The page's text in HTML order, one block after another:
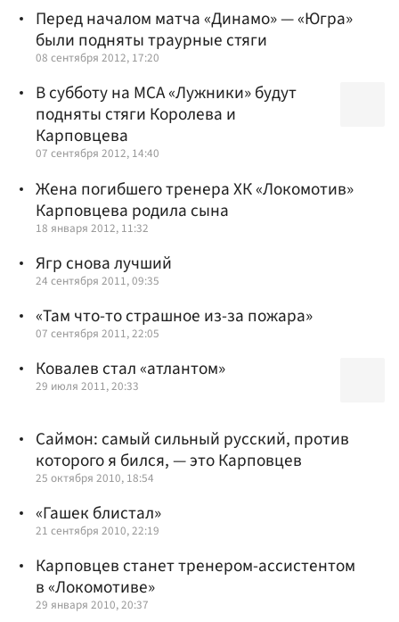
Перед началом матча «Динамо» — «Югра»
были подняты траурные стяги
08 сентября 2012, 17:20
В субботу на МСА «Лужники» будут
подняты стяги Королева и
Карповцева
07 сентября 2012, 14:40
Жена погибшего тренера ХК «Локомотив»
Карповцева родила сына
18 января 2012, 11:32
Ягр снова лучший
24 сентября 2011, 09:35
«Там что-то страшное из-за пожара»
07 сентября 2011, 22:05
Ковалев стал «атлантом»
29 июля 2011, 20:33
Саймон: самый сильный русский, против
которого я бился, — это Карповцев
25 октября 2010, 18:54
«Гашек блистал»
21 сентября 2010, 22:19
Карповцев станет тренером-ассистентом
в «Локомотиве»
29 января 2010, 20:37